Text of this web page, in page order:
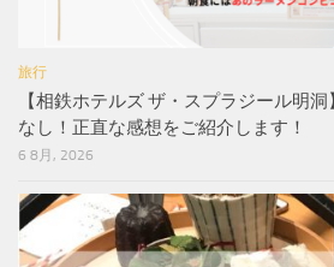
旅行
【相鉄ホテルズ ザ・スプラジール明
なし！正直な感想をご紹介します！
6 8月, 2026